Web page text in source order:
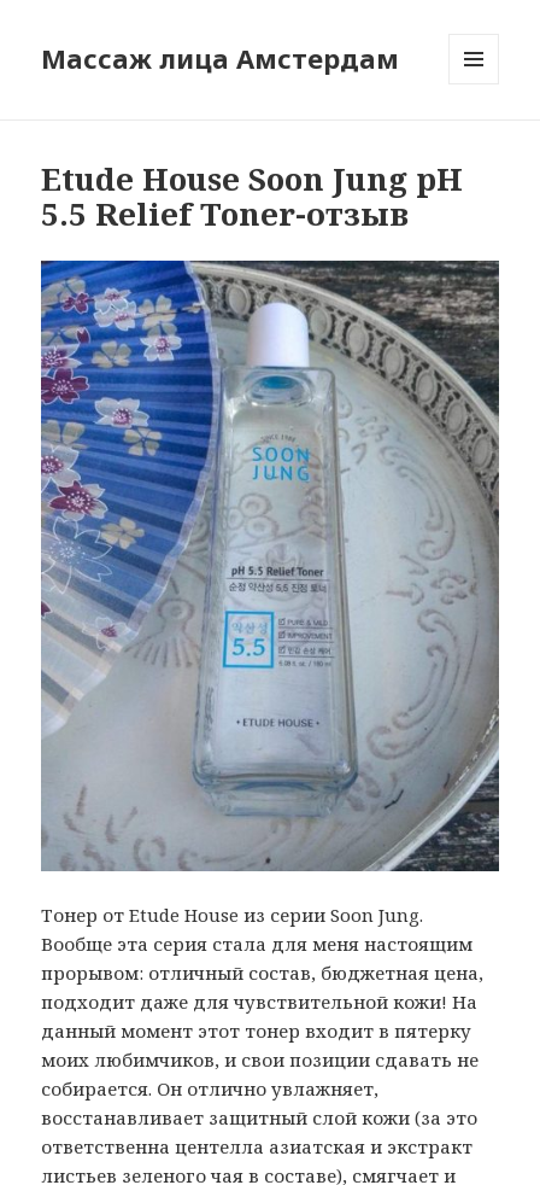
Массаж лица Амстердам
Etude House Soon Jung pH
5.5 Relief Toner-отзыв
Тонер от Etude House из серии Soon Jung.
Вообще эта серия стала для меня настоящим
прорывом: отличный состав, бюджетная цена,
подходит даже для чувствительной кожи! На
данный момент этот тонер входит в пятерку
моих любимчиков, и свои позиции сдавать не
собирается. Он отлично увлажняет,
восстанавливает защитный слой кожи (за это
ответственна центелла азиатская и экстракт
листьев зеленого чая в составе), смягчает и